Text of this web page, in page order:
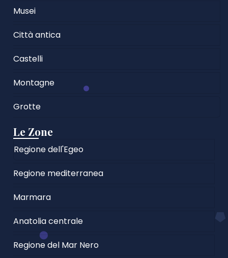
Musei
Città antica
Castelli
Montagne
Grotte
Le Zone
Regione dell'Egeo
Regione mediterranea
Marmara
Anatolia centrale
Regione del Mar Nero